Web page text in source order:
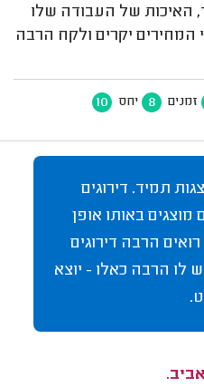
האיכות של העבודה שלו
המחירים יקרים ולקח הרבה
זמנים 8 יחס 10
תמיד. דירוגים
מוצגים באותו אופן
הרבה דירוגים
לו הרבה כאלו - יוצא